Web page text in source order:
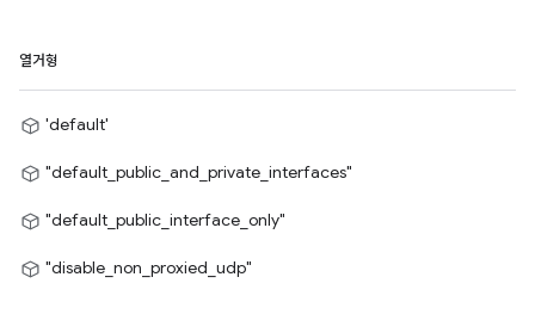
열거형
'default'
"default_public_and_private_interfaces"
"default_public_interface_only"
"disable_non_proxied_udp"